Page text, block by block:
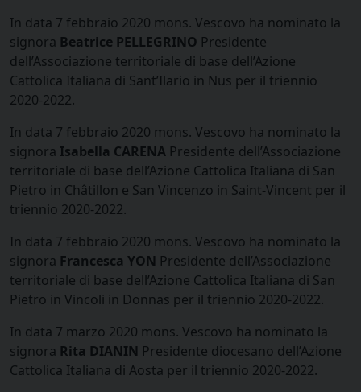
In data 7 febbraio 2020 mons. Vescovo ha nominato la
signora Beatrice PELLEGRINO Presidente
dell’Associazione territoriale di base dell’Azione
Cattolica Italiana di Sant’Ilario in Nus per il triennio
2020-2022.
In data 7 febbraio 2020 mons. Vescovo ha nominato la
signora Isabella CARENA Presidente dell’Associazione
territoriale di base dell’Azione Cattolica Italiana di San
Pietro in Châtillon e San Vincenzo in Saint-Vincent per il
triennio 2020-2022.
In data 7 febbraio 2020 mons. Vescovo ha nominato la
signora Francesca YON Presidente dell’Associazione
territoriale di base dell’Azione Cattolica Italiana di San
Pietro in Vincoli in Donnas per il triennio 2020-2022.
In data 7 marzo 2020 mons. Vescovo ha nominato la
signora Rita DIANIN Presidente diocesano dell’Azione
Cattolica Italiana di Aosta per il triennio 2020-2022.